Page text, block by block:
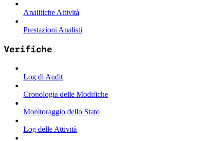
Analitiche Attività
Prestazioni Analisti
Verifiche
Log di Audit
Cronologia delle Modifiche
Monitoraggio dello Stato
Log delle Attività